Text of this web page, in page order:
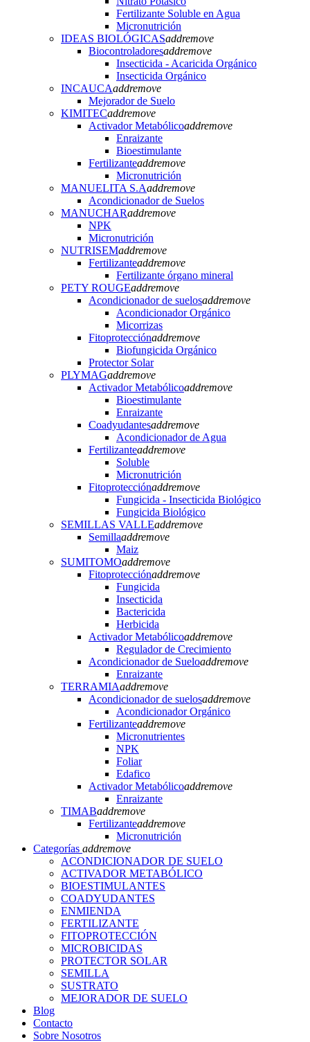
Fertilizante Soluble en Agua
Micronutrición
IDEAS BIOLÓGICASaddremove
Biocontroladoresaddremove
Insecticida - Acaricida Orgánico
Insecticida Orgánico
INCAUCAaddremove
Mejorador de Suelo
KIMITECaddremove
Activador Metabólicoaddremove
Enraizante
Bioestimulante
Fertilizanteaddremove
Micronutrición
MANUELITA S.Aaddremove
Acondicionador de Suelos
MANUCHARaddremove
NPK
Micronutrición
NUTRISEMaddremove
Fertilizanteaddremove
Fertilizante órgano mineral
PETY ROUGEaddremove
Acondicionador de suelosaddremove
Acondicionador Orgánico
Micorrizas
Fitoprotecciónaddremove
Biofungicida Orgánico
Protector Solar
PLYMAGaddremove
Activador Metabólicoaddremove
Bioestimulante
Enraizante
Coadyudantesaddremove
Acondicionador de Agua
Fertilizanteaddremove
Soluble
Micronutrición
Fitoprotecciónaddremove
Fungicida - Insecticida Biológico
Fungicida Biológico
SEMILLAS VALLEaddremove
Semillaaddremove
Maiz
SUMITOMOaddremove
Fitoprotecciónaddremove
Fungicida
Insecticida
Bactericida
Herbicida
Activador Metabólicoaddremove
Regulador de Crecimiento
Acondicionador de Sueloaddremove
Enraizante
TERRAMIAaddremove
Acondicionador de suelosaddremove
Acondicionador Orgánico
Fertilizanteaddremove
Micronutrientes
NPK
Foliar
Edafico
Activador Metabólicoaddremove
Enraizante
TIMABaddremove
Fertilizanteaddremove
Micronutrición
Categorías addremove
ACONDICIONADOR DE SUELO
ACTIVADOR METABÓLICO
BIOESTIMULANTES
COADYUDANTES
ENMIENDA
FERTILIZANTE
FITOPROTECCIÓN
MICROBICIDAS
PROTECTOR SOLAR
SEMILLA
SUSTRATO
MEJORADOR DE SUELO
Blog
Contacto
Sobre Nosotros